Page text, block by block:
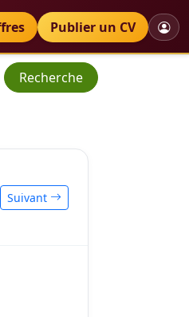
Petites annonces
Publier un CV
Recherche
Suivant